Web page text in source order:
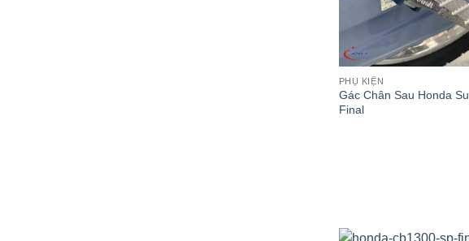
PHỤ KIỆN
Gác Chân Sau Honda
Final